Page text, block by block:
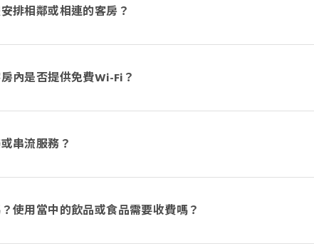
排相鄰或相連的客房？
內是否提供免費Wi-Fi？
串流服務？
使用當中的飲品或食品需要收費嗎？